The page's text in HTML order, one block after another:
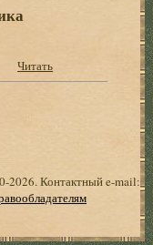
Читать
2026. Контактный e-mail: